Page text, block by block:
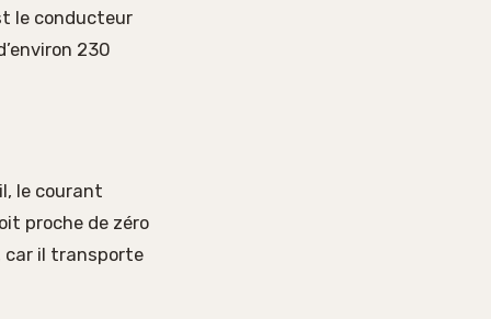
le conducteur
230
le courant
proche de zéro
car il transporte